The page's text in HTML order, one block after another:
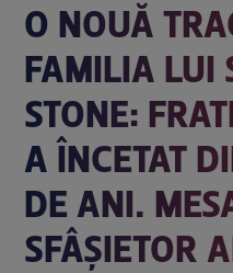
O NOUĂ
FAMILIA LUI
STONE:
A ÎNCETAT
DE ANI.
SFÂȘIETOR